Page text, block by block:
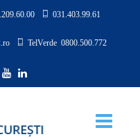
031.403.99.61
TelVerde 0800.500.772